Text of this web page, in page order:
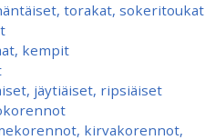
torakat, sokeritoukat
kempit
jäytiäiset, ripsiäiset
kirvakorennot,